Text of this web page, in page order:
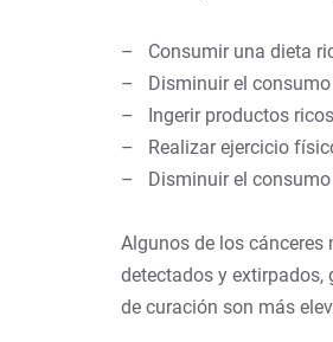
– Consumir una dieta
– Disminuir el consumo
– Ingerir productos
– Realizar ejercicio
– Disminuir el consumo
Algunos de los cánceres
detectados y
de curación son más